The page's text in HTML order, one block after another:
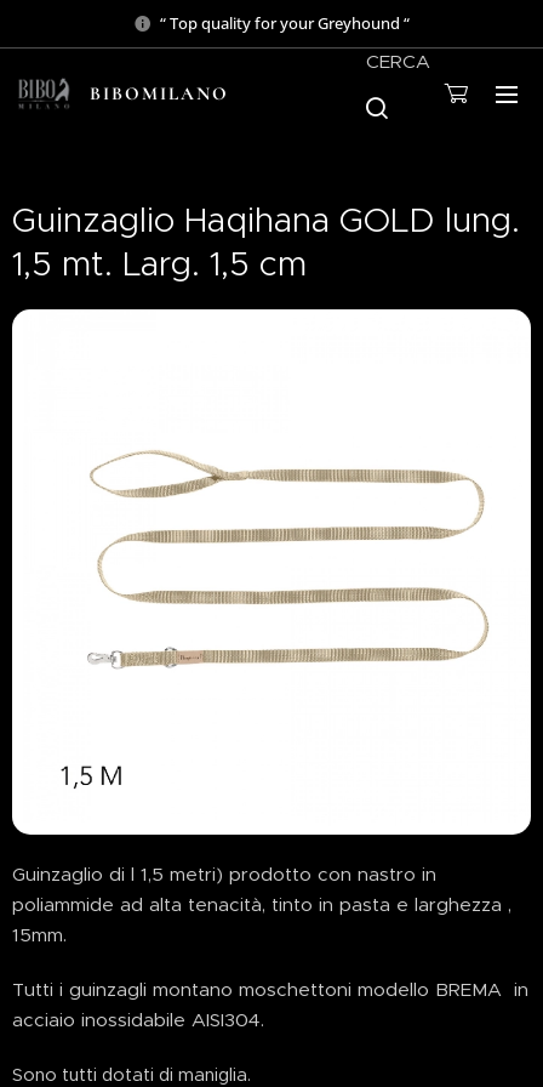
“ Top quality for your Greyhound “
BIBOMILANO
CERCA
Guinzaglio Haqihana GOLD lung.
1,5 mt. Larg. 1,5 cm
Guinzaglio di l 1,5 metri) prodotto con nastro in
poliammide ad alta tenacità, tinto in pasta e larghezza ,
15mm.
Tutti i guinzagli montano moschettoni modello BREMA in
acciaio inossidabile AISI304.
Sono tutti dotati di maniglia.